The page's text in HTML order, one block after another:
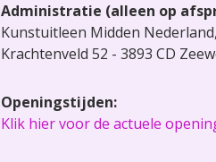
Administratie (alleen op
Kunstuitleen Midden
Krachtenveld 52 - 3893 CD
Openingstijden:
Klik hier voor de actuele